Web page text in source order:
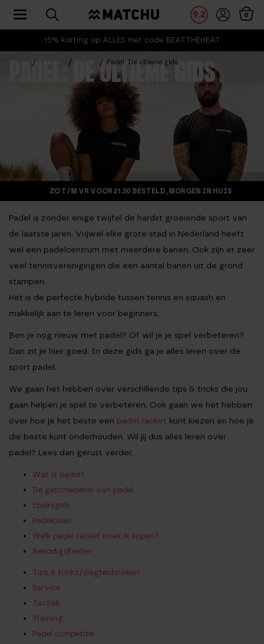
15% korting op ALLES met code BEATTHEHEAT
9.2 0
Toggle navigation
Padel: De ultieme gids
PADEL: DE ULTIEME GIDS
ZO T/M VR VOOR 21.30 BESTELD, MORGEN IN HUIS
Padel is zonder enige twijfel de hardst groeiende sport van
de laatste jaren. Vrijwel elke grote stad in Nederland heeft
wel een padelcentrum met meerdere banen. Ook zijn er zeer
veel tennisverenigingen die een aantal banen uit de grond
stampen.
Het is de perfecte hybride tussen tennis en squash en
makkelijk aan te leren voor beginners.
Ben je nog nieuw met padel? Of wil je je spel verbeteren?
Dan zit je hier goed. In deze gids ga je alles leren over de
sport padel.
We gaan het hebben over verschillende tips & tricks die jou
gaan helpen je spel te verbeteren. Ook gaan we het hebben
over hoe je het beste een padel racket kunt kiezen en hoe je
die beste kunt onderhouden. Wil jij dus alles leren over
padel? Lees dan gerust verder.
Wat is padel?
De geschiedenis van padel
Spelregels
Padelbaan
Welk padel racket moet ik kopen?
Benodigdheden
Tips & tricks/slagtechnieken
Service
Tactiek
Training
Padel competitie